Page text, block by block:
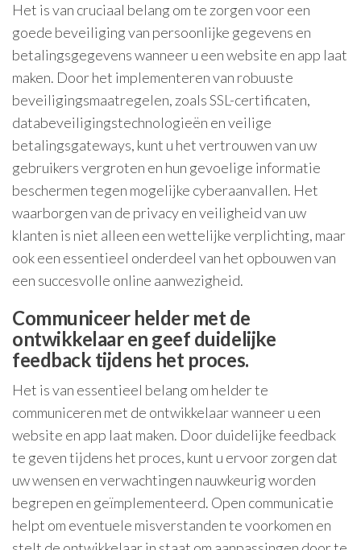
Het is van cruciaal belang om te zorgen voor een
goede beveiliging van persoonlijke gegevens en
betalingsgegevens wanneer u een website en app laat
maken. Door het implementeren van robuuste
beveiligingsmaatregelen, zoals SSL-certificaten,
databeveiligingstechnologieën en veilige
betalingsgateways, kunt u het vertrouwen van uw
gebruikers vergroten en hun gevoelige informatie
beschermen tegen mogelijke cyberaanvallen. Het
waarborgen van de privacy en veiligheid van uw
klanten is niet alleen een wettelijke verplichting, maar
ook een essentieel onderdeel van het opbouwen van
een succesvolle online aanwezigheid.
Communiceer helder met de
ontwikkelaar en geef duidelijke
feedback tijdens het proces.
Het is van essentieel belang om helder te
communiceren met de ontwikkelaar wanneer u een
website en app laat maken. Door duidelijke feedback
te geven tijdens het proces, kunt u ervoor zorgen dat
uw wensen en verwachtingen nauwkeurig worden
begrepen en geïmplementeerd. Open communicatie
helpt om eventuele misverstanden te voorkomen en